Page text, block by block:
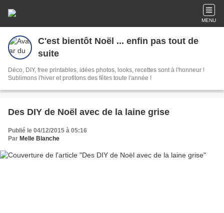
MENU
C'est bientôt Noël ... enfin pas tout de
suite
Déco, DIY, free printables, idées photos, looks, recettes sont à l'honneur !
Sublimons l'hiver et profitons des fêtes toute l'année !
Des DIY de Noël avec de la laine grise
Publié le 04/12/2015 à 05:16
Par Melle Blanche